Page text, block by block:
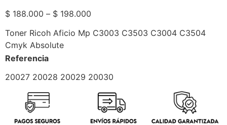
$ 188.000 – $ 198.000
Toner Ricoh Aficio Mp C3003 C3503 C3004 C3504
Cmyk Absolute
Referencia
20027 20028 20029 20030